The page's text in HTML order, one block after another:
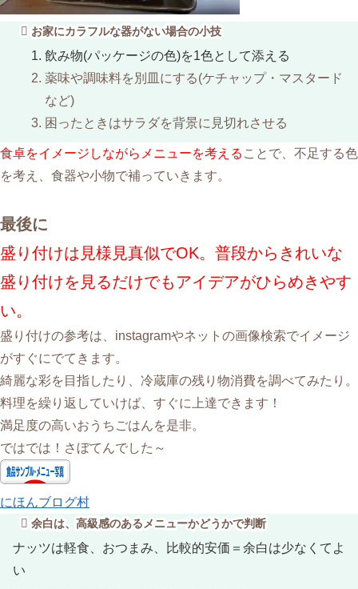
お家にカラフルな器がない場合の小技
飲み物(パッケージの色)を1色として添える
薬味や調味料を別皿にする(ケチャップ・マスタード
など)
困ったときはサラダを背景に見切れさせる
食卓をイメージしながらメニューを考える ことで、不足する色
を考え、食器や小物で補っていきます。
最後に
盛り付けは見様見真似でOK。普段からきれいな
盛り付けを見るだけでもアイデアがひらめきやす
い。
盛り付けの参考は、instagramやネットの画像検索でイメージ
がすぐにでてきます。
綺麗な彩を目指したり、冷蔵庫の残り物消費を調べてみたり。
料理を繰り返していけば、すぐに上達できます！
満足度の高いおうちごはんを是非。
ではでは！さぼてんでした～
にほんブログ村
余白は、高級感のあるメニューかどうかで判断
ナッツは軽食、おつまみ、比較的安価＝余白は少なくてよ
い